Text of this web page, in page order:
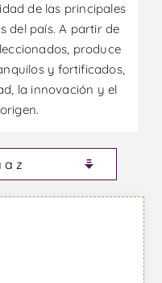
de las principales
del país. A partir de
produce
y fortificados,
la innovación y el